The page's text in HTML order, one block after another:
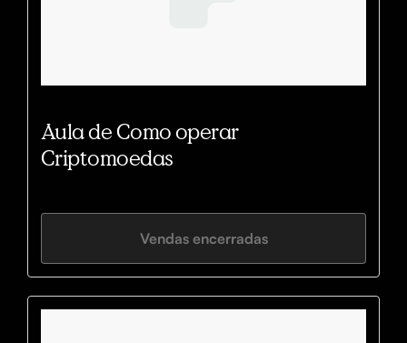
Aula de Como operar
Criptomoedas
Vendas encerradas